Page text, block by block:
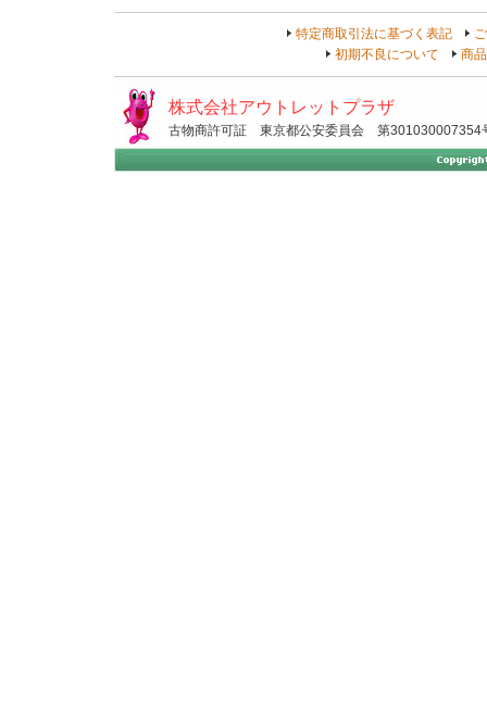
特定商取引法に基づく表記
初期不良について
商
株式会社アウトレットプラザ
古物商許可証 東京都公安委員会 第301030007354